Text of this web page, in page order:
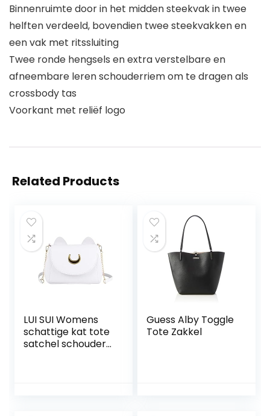
Binnenruimte door in het midden steekvak in twee
helften verdeeld, bovendien twee steekvakken en
een vak met ritssluiting
Twee ronde hengsels en extra verstelbare en
afneembare leren schouderriem om te dragen als
crossbody tas
Voorkant met reliëf logo
Related Products
LUI SUI Womens
schattige kat tote
satchel schouder
Guess Alby Toggle
Tote Zakkel